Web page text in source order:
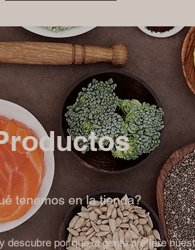
tenemos en la tienda?
por qué la gente prefiere